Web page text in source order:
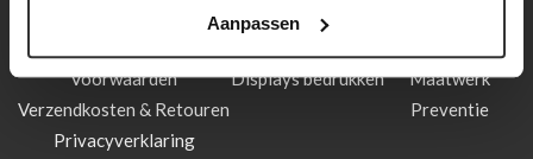
Aanpassen
Voorwaarden
Verzendkosten & Retouren
Privacyverklaring
Login
Displays bedrukken
Maatwerk
Preventie